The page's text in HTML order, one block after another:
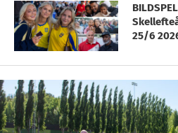
25/6